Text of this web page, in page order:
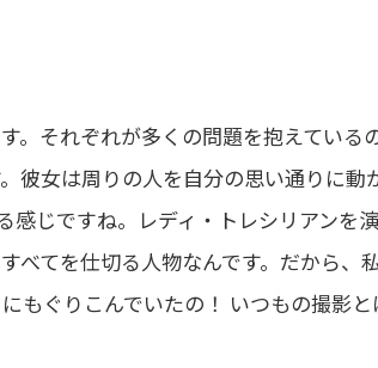
。それぞれが多くの問題を抱えている
彼女は周りの人を自分の思い通りに動
感じですね。レディ・トレシリアンを
べてを仕切る人物なんです。だから、
もぐりこんでいたの！ いつもの撮影と